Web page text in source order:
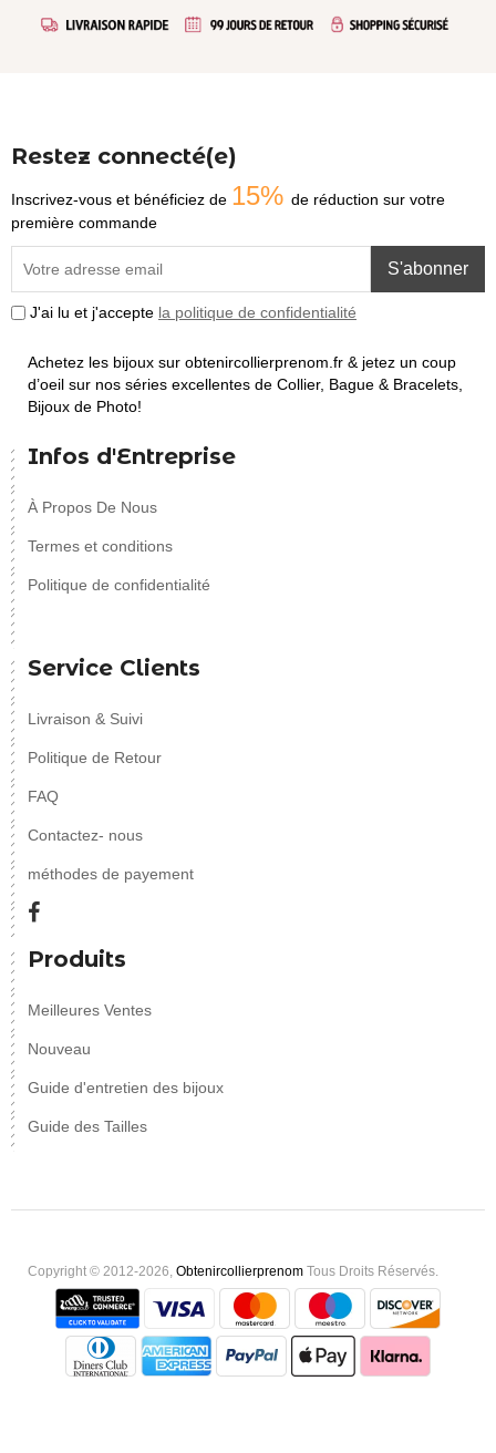
Restez connecté(e)
Inscrivez-vous et bénéficiez de 15% de réduction sur votre
première commande
S'abonner
J'ai lu et j'accepte la politique de confidentialité
Achetez les bijoux sur obtenircollierprenom.fr & jetez un coup
d’oeil sur nos séries excellentes de Collier, Bague & Bracelets,
Bijoux de Photo!
Infos d'Entreprise
À Propos De Nous
Termes et conditions
Politique de confidentialité
Service Clients
Livraison & Suivi
Politique de Retour
FAQ
Contactez- nous
méthodes de payement
Produits
Meilleures Ventes
Nouveau
Guide d'entretien des bijoux
Guide des Tailles
Copyright © 2012-2026, Obtenircollierprenom Tous Droits Réservés.